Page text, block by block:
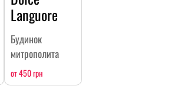
Languore
Будинок
митрополита
от 450 грн